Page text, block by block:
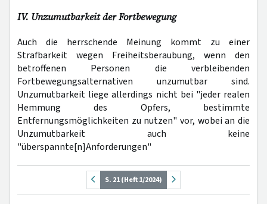
IV. Unzumutbarkeit der Fortbewegung
Auch die herrschende Meinung kommt zu einer
Strafbarkeit wegen Freiheitsberaubung, wenn den
betroffenen Personen die verbleibenden
Fortbewegungsalternativen unzumutbar sind.
Unzumutbarkeit liege allerdings nicht bei "jeder realen
Hemmung des Opfers, bestimmte
Entfernungsmöglichkeiten zu nutzen" vor, wobei an die
Unzumutbarkeit auch keine
"überspannte[n]Anforderungen"
S. 21 (Heft 1/2024)